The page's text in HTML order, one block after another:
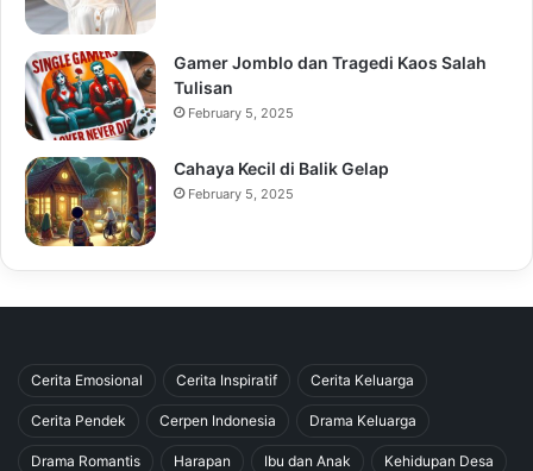
Gamer Jomblo dan Tragedi Kaos Salah
Tulisan
February 5, 2025
Cahaya Kecil di Balik Gelap
February 5, 2025
Cerita Emosional Cerita Inspiratif Cerita Keluarga
Cerita Pendek Cerpen Indonesia Drama Keluarga
Drama Romantis Harapan Ibu dan Anak Kehidupan Desa